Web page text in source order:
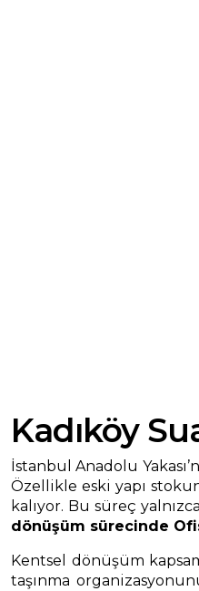
Kadıköy
İstanbul Anadolu
Özellikle eski yapı
kalıyor. Bu süreç
dönüşüm sürecinde
Kentsel dönüşüm
taşınma